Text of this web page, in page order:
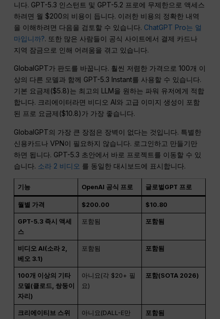
니다. GPT-5.3 인스턴트 및 GPT-5.2 프로에 무제한으로 액세스
하려면 월 $200의 비용이 듭니다. 이러한 비용의 정확한 내역
을 이해하려면 다음을 검토할 수 있습니다. ChatGPT Pro는 얼
마입니까?. 또한 많은 사람들이 공식 사이트에서 결제 카드나
지역 잠금으로 인해 어려움을 겪고 있습니다.
GlobalGPT가 판도를 바꿉니다. 훨씬 저렴한 가격으로 100개 이
상의 다른 모델과 함께 GPT-5.3 Instant를 사용할 수 있습니다.
기본 요금제($5.8)는 최고의 LLM을 원하는 파워 유저에게 적합
합니다. 크리에이터라면 비디오 AI와 고급 이미지 생성이 포함
된 프로 요금제($10.8)가 가장 좋습니다.
GlobalGPT의 가장 큰 장점은 장벽이 없다는 것입니다. 특별한
신용카드나 VPN이 필요하지 않습니다. 로그인하고 만들기만
하면 됩니다. GPT-5.3 초안에서 바로 프로젝트를 이동할 수 있
습니다. 소라 2 비디오 를 동일한 대시보드에 표시합니다.
기능 OpenAI 공식 프로 글로벌GPT 프로
월별 가격 $200.00 $10.80
GPT-5.3 즉시 액세
스
포함됨 포함됨
비디오 AI(소라 2,
베오 3.1)
포함됨 포함됨
100개 이상의 기타
모델(클로드, 쌍둥이
자리)
아니요(각 $20+ 필
요)
포함(SOTA 2026)
크리에이티브 스위
아니요(DALL-E만
포함됨